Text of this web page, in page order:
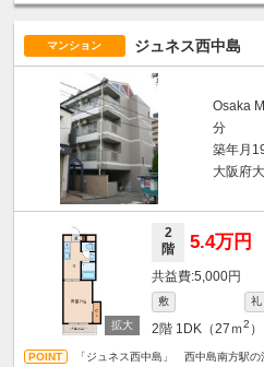
マンション ジュネス西中島
Osaka
分
築年月
大阪府
2
階
5.4万円
5,000円
敷 礼
2階 1DK（27ｍ2 ）
「ジュネス西中島」 西中島南方駅の